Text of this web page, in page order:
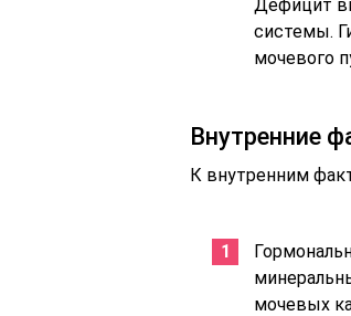
Дефицит
системы.
мочевого
Внутренние
К внутренним
мочевых